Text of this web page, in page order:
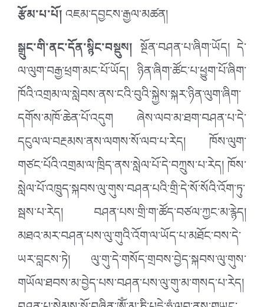
རྩོམ་པ་པོ།འཇམ་དབྱངས་རྒྱལ་མཚན།
སྒྲུང་གི་ནང་དོན་སྙིང་བསྡུས། སྔོན་བཤན་པ་ཞིག་ཡོད། དེ་
ལ་ལུག་བརྒྱ་ཕྲག་མང་པོ་ཡོད། ཉིན་ཞིག་ཚོང་པ་ཕྱུག་པོ་ཞིག་
ཁོའི་འགྲམ་ལ་སླེབས་ནས་ངའི་བུའི་སྐྱེས་སྐར་ཉིན་ལུག་ཞིག་
དགོས་མཁོ་ཆེན་པོ་འདུག ཞེས་ལབ་མ་ཐག་བཤན་པ་དེ་
དངུལ་ལ་བརྔམས་ནས་ལགས་སོ་ལབ་པ་རེད། ཁོས་ལུག་
གཙང་པོའི་འགྲམ་ལ་ཁྲིད་ནས་སླེལ་པོ་དེ་བཀྲུས་པ་རེད། ཁོས་
སླེལ་པོ་འཁྲུད་སྐབས་ལུ་གུས་བཤན་པའི་གྲི་དེ་སོ་སོའི་འོག་ཏུ་
སྦས་པ་རེད། བཤན་པས་གྲི་ག་ཚོད་བཙལ་ཀྱང་མ་རྙེད།
མཐའ་མར་བཤན་པས་ལུ་གུའི་འོག་ལ་ཡོད་པ་མཐོང་བས་དེ་
ཡར་བླངས་ཏེ། ལུ་གུ་དེ་གསོད་གྲབས་བྱེད་སྐབས་ལུ་གུས་
གཡོལ་ཐབས་མ་བྱེད་པས་བཤན་པས་ལུ་གུ་མ་གསད་པ་རེད།